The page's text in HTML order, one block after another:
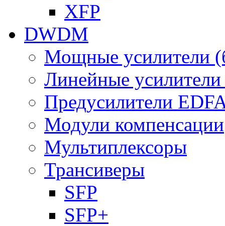
XFP
DWDM
Мощные усилители
Линейные
Предусилители
Модули компенсации
Мультиплексоры
Трансиверы
SFP
SFP+